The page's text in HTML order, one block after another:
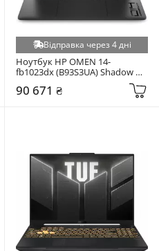
Відправка через 4 дні
Ноутбук HP OMEN 14-
fb1023dx (B93S3UA) Shadow
90 671 ₴